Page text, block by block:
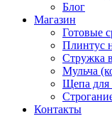
Блог
Магазин
Готовые
Плинтус
Стружка
Мульча
Щепа для
Контакты